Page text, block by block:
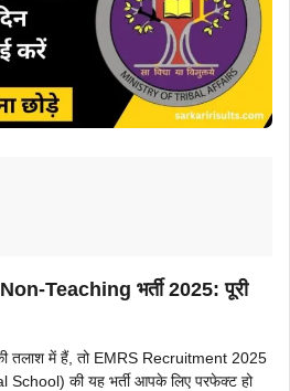
Teaching भर्ती 2025: पूरी
तलाश में हैं, तो EMRS Recruitment 2025
की यह भर्ती आपके लिए परफेक्ट हो